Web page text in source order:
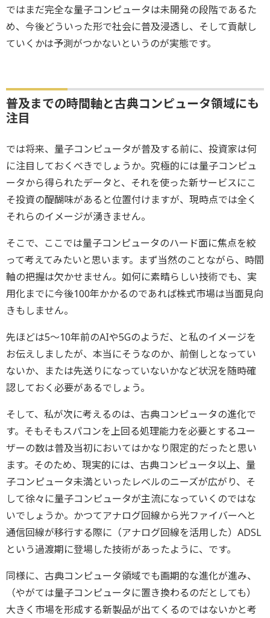
ではまだ完全な量子コンピュータは未開発の段階であるた
め、今後どういった形で社会に普及浸透し、そして貢献し
ていくかは予測がつかないというのが実態です。
普及までの時間軸と古典コンピュータ領域にも
注目
では将来、量子コンピュータが普及する前に、投資家は何
に注目しておくべきでしょうか。究極的には量子コンピュ
ータから得られたデータと、それを使った新サービスにこ
そ投資の醍醐味があると位置付けますが、現時点では全く
それらのイメージが湧きません。
そこで、ここでは量子コンピュータのハード面に焦点を絞
って考えてみたいと思います。まず当然のことながら、時間
軸の把握は欠かせません。如何に素晴らしい技術でも、実
用化までに今後100年かかるのであれば株式市場は当面見向
きもしません。
先ほどは5〜10年前のAIや5Gのようだ、と私のイメージを
お伝えしましたが、本当にそうなのか、前倒しとなってい
ないか、または先送りになっていないかなど状況を随時確
認しておく必要があるでしょう。
そして、私が次に考えるのは、古典コンピュータの進化で
す。そもそもスパコンを上回る処理能力を必要とするユー
ザーの数は普及当初においてはかなり限定的だったと思い
ます。そのため、現実的には、古典コンピュータ以上、量
子コンピュータ未満といったレベルのニーズが広がり、そ
して徐々に量子コンピュータが主流になっていくのではな
いでしょうか。かつてアナログ回線から光ファイバーへと
通信回線が移行する際に（アナログ回線を活用した）ADSL
という過渡期に登場した技術があったように、です。
同様に、古典コンピュータ領域でも画期的な進化が進み、
（やがては量子コンピュータに置き換わるのだとしても）
大きく市場を形成する新製品が出てくるのではないかと考